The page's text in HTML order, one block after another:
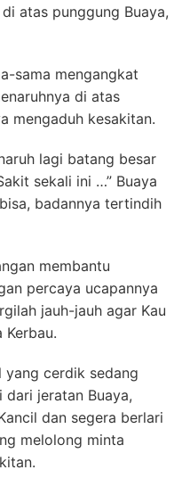
atas punggung Buaya,
sama mengangkat
di atas
mengaduh kesakitan.
lagi batang besar
sekali ini …” Buaya
badannya tertindih
membantu
percaya ucapannya
jauh-jauh agar Kau
Kerbau.
yang cerdik sedang
dari jeratan Buaya,
dan segera berlari
melolong minta